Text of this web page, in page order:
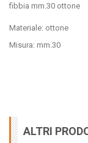
fibbia mm.30 ottone
Materiale: ottone
Misura: mm.30
ALTRI